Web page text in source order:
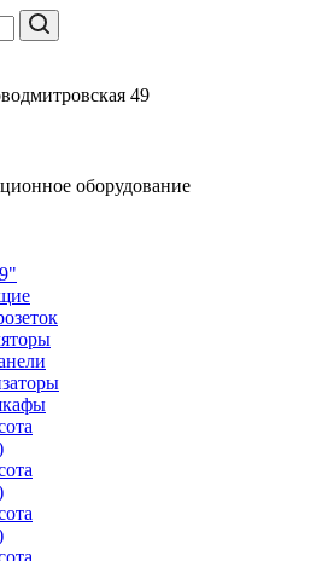
49
оборудование